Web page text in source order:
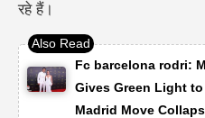
रहे हैं।
Fc barcelona rodri:
Gives Green Light
Madrid Move